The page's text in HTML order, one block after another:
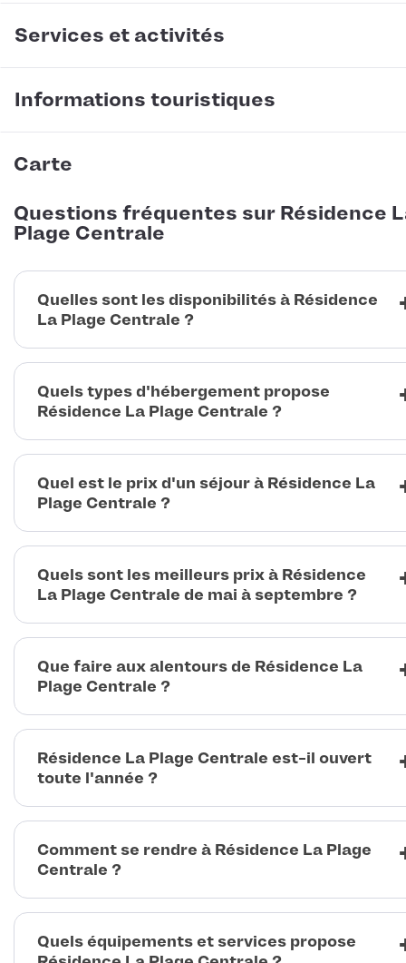
Services et activités
Informations touristiques
Carte
Questions fréquentes sur Résidence
Plage Centrale
Quelles sont les disponibilités à Résidence
La Plage Centrale ?
Quels types d'hébergement propose
Résidence La Plage Centrale ?
Quel est le prix d'un séjour à Résidence La
Plage Centrale ?
Quels sont les meilleurs prix à Résidence
La Plage Centrale de mai à septembre ?
Que faire aux alentours de Résidence La
Plage Centrale ?
Résidence La Plage Centrale est-il ouvert
toute l'année ?
Comment se rendre à Résidence La Plage
Centrale ?
Quels équipements et services propose